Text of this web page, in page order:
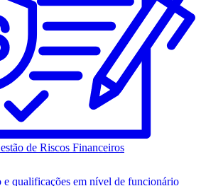
de Riscos Financeiros
e qualificações em nível de funcionário